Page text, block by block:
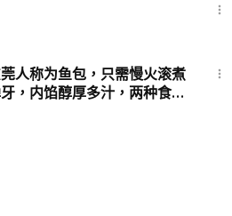
人称为鱼包，只需慢火滚煮
，内馅醇厚多汁，两种食材
# 美食趣胃计划 # 鱼肉的做